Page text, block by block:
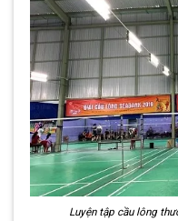
Luyện tập cầu lông